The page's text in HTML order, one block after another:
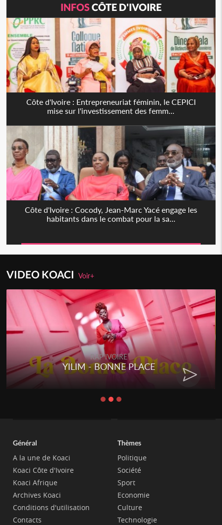
INFOSCÔTE D'IVOIRE
Côte d'Ivoire : Entrepreneuriat féminin, le CEPICI
mise sur l'investissement des femm...
Côte d'Ivoire : Cocody, Jean-Marc Yacé engage les
habitants dans le combat pour la sa...
VIDEO KOACIVoir+
RAP IVOIRE
YILIM - BONNE PLACE
Général
A la une de Koaci
Koaci Côte d'Ivoire
Koaci Afrique
Archives Koaci
Conditions d'utilisation
Contacts
Thèmes
Politique
Société
Sport
Economie
Culture
Technologie